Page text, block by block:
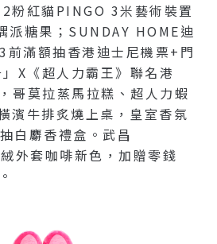
粉紅貓PINGO 3米藝術裝置
派糖果；SUNDAY HOME迪
滿額抽香港迪士尼機票+門
x《超人力霸王》聯名港
哥莫拉蒸馬拉糕、超人力蝦
濱牛排炙燒上桌，皇室香氛
白麝香禮盒。武昌
外套咖啡新色，加贈零錢